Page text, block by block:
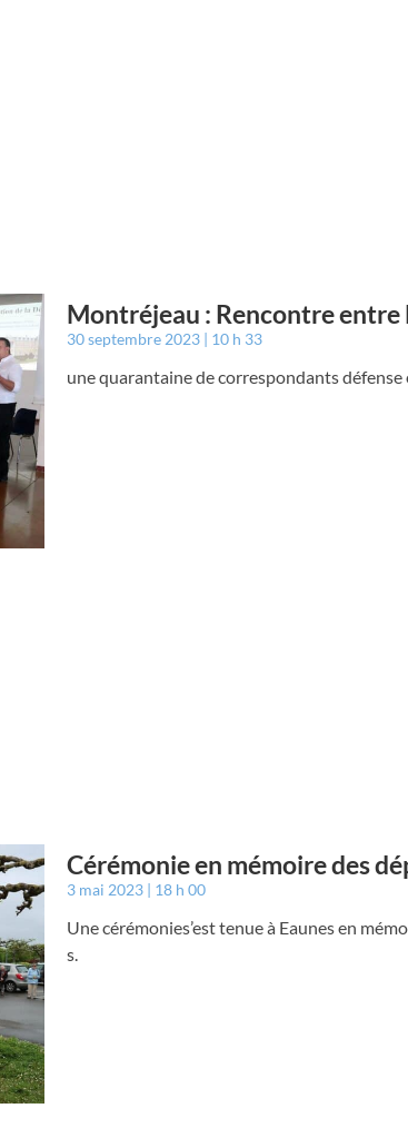
Montréjeau : Rencontre
30 septembre 2023 10 h 33
une quarantaine de correspondants
Cérémonie en mémoire des
3 mai 2023 18 h 00
Une cérémonies’est tenue à Eaunes en
s.